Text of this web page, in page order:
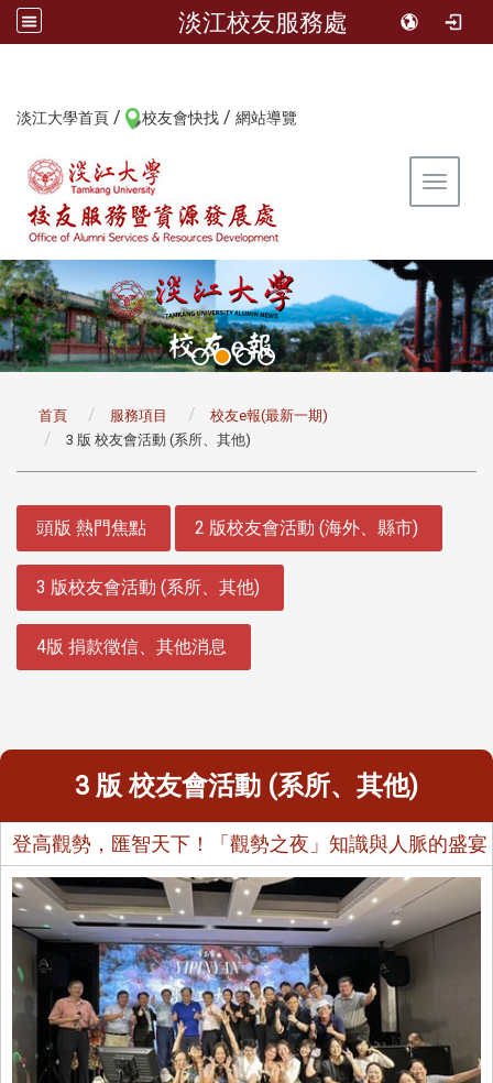
淡江校友服務處
淡江大學首頁 / 校友會快找 / 網站導覽
Toggle
首頁 服務項目
校友e報(最新一期)
3 版 校友會活動 (系所、其他)
頭版 熱門焦點 2 版校友會活動 (海外、縣市)
3 版校友會活動 (系所、其他)
4版 捐款徵信、其他消息
3 版 校友會活動 (系所、其他)
登高觀勢，匯智天下！「觀勢之夜」知識與人脈的盛宴